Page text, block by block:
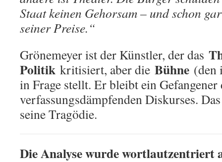
Staat keinen Gehorsam – und schon
seiner Preise.“
Grönemeyer ist der Künstler, der das
Politik kritisiert, aber die Bühne (den
in Frage stellt. Er bleibt ein Gefangener
verfassungsdämpfenden Diskurses.
seine Tragödie.
Die Analyse wurde wortlautzentriert